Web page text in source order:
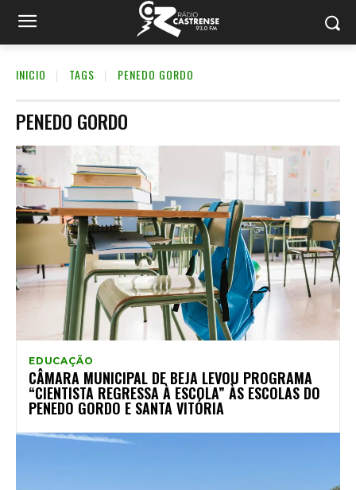
INICIO TAGS PENEDO GORDO
PENEDO GORDO
EDUCAÇÃO
CÂMARA MUNICIPAL DE BEJA LEVOU PROGRAMA
“CIENTISTA REGRESSA À ESCOLA” ÀS ESCOLAS DO
PENEDO GORDO E SANTA VITÓRIA